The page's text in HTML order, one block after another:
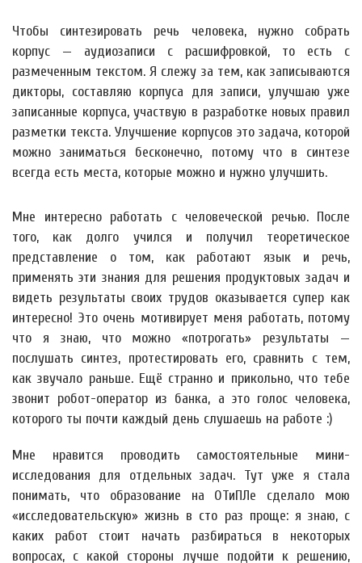
Чтобы синтезировать речь человека, нужно собрать
корпус — аудиозаписи с расшифровкой, то есть с
размеченным текстом. Я слежу за тем, как записываются
дикторы, составляю корпуса для записи, улучшаю уже
записанные корпуса, участвую в разработке новых правил
разметки текста. Улучшение корпусов это задача, которой
можно заниматься бесконечно, потому что в синтезе
всегда есть места, которые можно и нужно улучшить.
Мне интересно работать с человеческой речью. После
того, как долго учился и получил теоретическое
представление о том, как работают язык и речь,
применять эти знания для решения продуктовых задач и
видеть результаты своих трудов оказывается супер как
интересно! Это очень мотивирует меня работать, потому
что я знаю, что можно «потрогать» результаты —
послушать синтез, протестировать его, сравнить с тем,
как звучало раньше. Ещё странно и прикольно, что тебе
звонит робот-оператор из банка, а это голос человека,
которого ты почти каждый день слушаешь на работе :)
Мне нравится проводить самостоятельные мини-
исследования для отдельных задач. Тут уже я стала
понимать, что образование на ОТиПЛе сделало мою
«исследовательскую» жизнь в сто раз проще: я знаю, с
каких работ стоит начать разбираться в некоторых
вопросах, с какой стороны лучше подойти к решению,